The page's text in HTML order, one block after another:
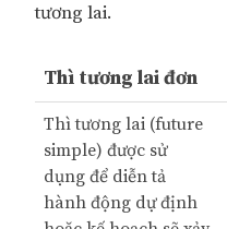
tương lai.
Thì tương lai đơn
Thì tương lai (future
simple) được sử
dụng để diễn tả
hành động dự định